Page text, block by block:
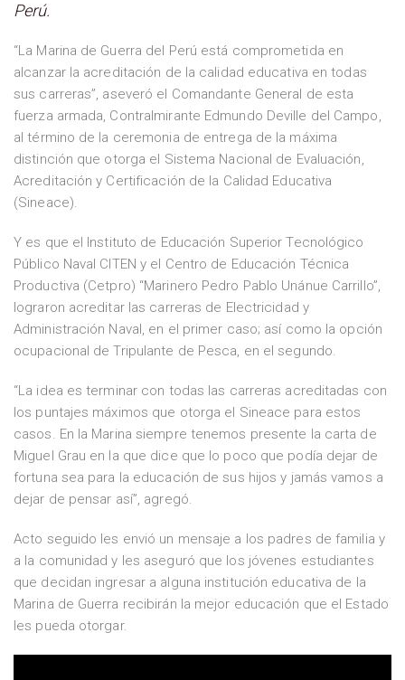
Perú.
“La Marina de Guerra del Perú está comprometida en
alcanzar la acreditación de la calidad educativa en todas
sus carreras”, aseveró el Comandante General de esta
fuerza armada, Contralmirante Edmundo Deville del Campo,
al término de la ceremonia de entrega de la máxima
distinción que otorga el Sistema Nacional de Evaluación,
Acreditación y Certificación de la Calidad Educativa
(Sineace).
Y es que el Instituto de Educación Superior Tecnológico
Público Naval CITEN y el Centro de Educación Técnica
Productiva (Cetpro) “Marinero Pedro Pablo Unánue Carrillo”,
lograron acreditar las carreras de Electricidad y
Administración Naval, en el primer caso; así como la opción
ocupacional de Tripulante de Pesca, en el segundo.
“La idea es terminar con todas las carreras acreditadas con
los puntajes máximos que otorga el Sineace para estos
casos. En la Marina siempre tenemos presente la carta de
Miguel Grau en la que dice que lo poco que podía dejar de
fortuna sea para la educación de sus hijos y jamás vamos a
dejar de pensar así”, agregó.
Acto seguido les envió un mensaje a los padres de familia y
a la comunidad y les aseguró que los jóvenes estudiantes
que decidan ingresar a alguna institución educativa de la
Marina de Guerra recibirán la mejor educación que el Estado
les pueda otorgar.